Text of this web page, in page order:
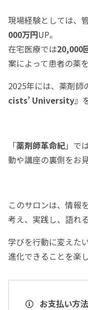
現場経験としては、
000万円UP。
在宅医療では20,000
案によって患者の薬
2025年には、薬剤師
cists’ University』
「薬剤師革命紀」で
動や講座の裏側をお
このサロンは、情報
考え、実践し、語れ
学びを行動に変えた
進化できることを楽
お支払い方